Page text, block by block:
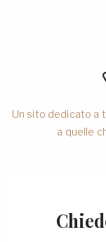
Un sito dedicato a
a quelle